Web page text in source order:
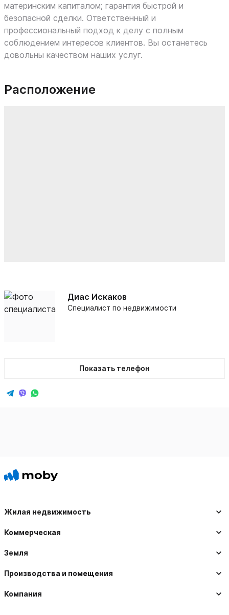
материнским капиталом; гарантия быстрой и
безопасной сделки. Ответственный и
профессиональный подход к делу с полным
соблюдением интересов клиентов. Вы останетесь
довольны качеством наших услуг.
Расположение
Диас Искаков
Специалист по недвижимости
Показать телефон
Жилая недвижимость
Коммерческая
Земля
Производства и помещения
Компания